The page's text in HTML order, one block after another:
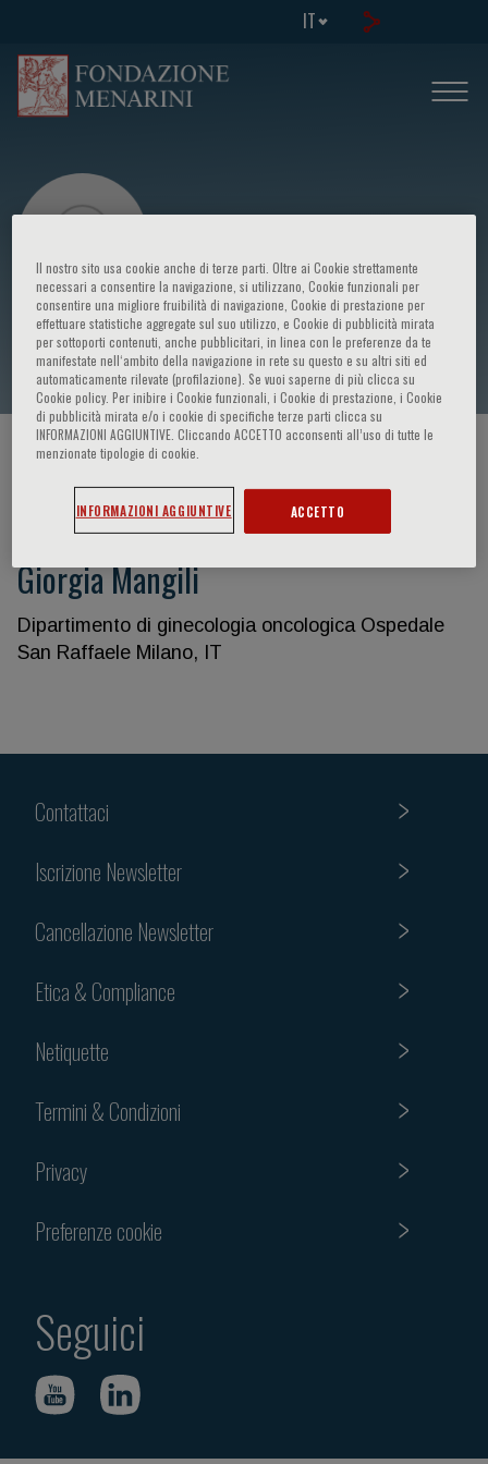
IT
Giorgia Mangili
HOME PAGE / CORSI ED EVENTI
Giorgia Mangili
Dipartimento di ginecologia oncologica Ospedale
San Raffaele Milano, IT
Contattaci
Iscrizione Newsletter
Cancellazione Newsletter
Etica & Compliance
Netiquette
Termini & Condizioni
Privacy
Preferenze cookie
Seguici
Il nostro sito usa cookie anche di terze parti. Oltre ai Cookie strettamente
necessari a consentire la navigazione, si utilizzano, Cookie funzionali per
consentire una migliore fruibilità di navigazione, Cookie di prestazione per
effettuare statistiche aggregate sul suo utilizzo, e Cookie di pubblicità mirata
per sottoporti contenuti, anche pubblicitari, in linea con le preferenze da te
manifestate nell‘ambito della navigazione in rete su questo e su altri siti ed
automaticamente rilevate (profilazione). Se vuoi saperne di più clicca su
Cookie policy. Per inibire i Cookie funzionali, i Cookie di prestazione, i Cookie
di pubblicità mirata e/o i cookie di specifiche terze parti clicca su
INFORMAZIONI AGGIUNTIVE. Cliccando ACCETTO acconsenti all’uso di tutte le
menzionate tipologie di cookie.
INFORMAZIONI AGGIUNTIVE ACCETTO